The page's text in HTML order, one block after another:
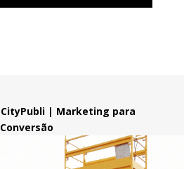
CityPubli | Marketing para
Conversão